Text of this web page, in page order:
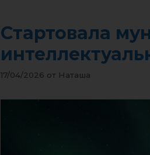
Стартовала
17/04/2026 от Наташа